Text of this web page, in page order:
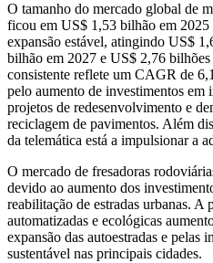
O tamanho do mercado global de
ficou em US$ 1,53 bilhão em 2025
expansão estável, atingindo US$
bilhão em 2027 e US$ 2,76
consistente reflete um CAGR de
pelo aumento de investimentos em
projetos de redesenvolvimento e
reciclagem de pavimentos. Além
da telemática está a impulsionar a
O mercado de fresadoras
devido ao aumento dos
reabilitação de estradas urbanas. A
automatizadas e ecológicas
expansão das autoestradas e pelas
sustentável nas principais cidades.